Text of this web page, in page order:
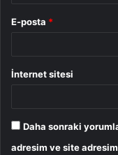
E-posta *
İnternet sitesi
Daha sonraki
adresim ve site